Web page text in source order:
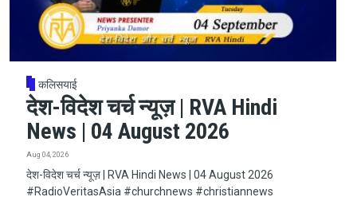
कलिसयाई
देश-विदेश चर्च न्यूज़ | RVA Hindi
News | 04 August 2026
Aug 04, 2026
देश-विदेश चर्च न्यूज़ | RVA Hindi News | 04 August 2026
#RadioVeritasAsia​​​​​ #churchnews​​​​​ #christiannews​​​​​